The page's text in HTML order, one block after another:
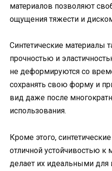
материалов позволяют
ощущения тяжести и
Синтетические материалы
прочностью и
не деформируются со
сохранять свою форму и
вид даже после
использования.
Кроме этого,
отличной устойчивостью к
делает их идеальными для